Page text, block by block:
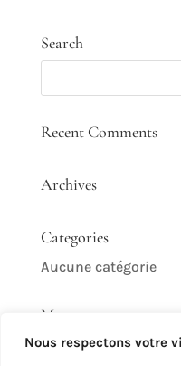
Nous respectons votre
Search
Recent Comments
Archives
Categories
Aucune catégorie
Meta
Connexion